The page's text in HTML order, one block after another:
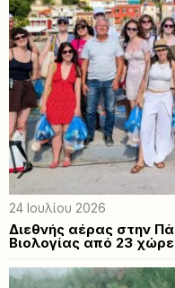
24 Ιουλίου 2026
Διεθνής αέρας στην
Βιολογίας από 23